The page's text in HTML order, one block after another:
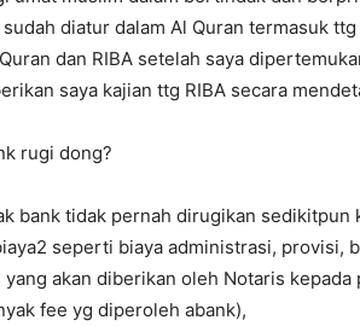
diatur dalam Al Quran termasuk
dan RIBA setelah saya
saya kajian ttg RIBA secara
rugi dong?
bank tidak pernah dirugikan sedikitpun
seperti biaya administrasi, provisi,
akan diberikan oleh Notaris
fee yg diperoleh abank),